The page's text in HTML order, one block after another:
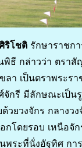
ริโชติ รักษาราชก
พิธี กล่าวว่า ตรา
า เป็นตราพระร
จักรี มีลักษณะเป็น
วยวงจักร กลางว
กโดยรอบ เหนือจัก
พระที่นั่งอัฐทิศ กา